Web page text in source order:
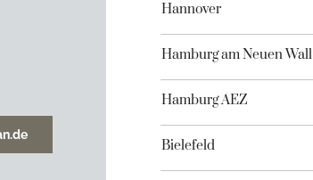
Hannover
Hamburg am Neuen Wall
Hamburg AEZ
Bielefeld